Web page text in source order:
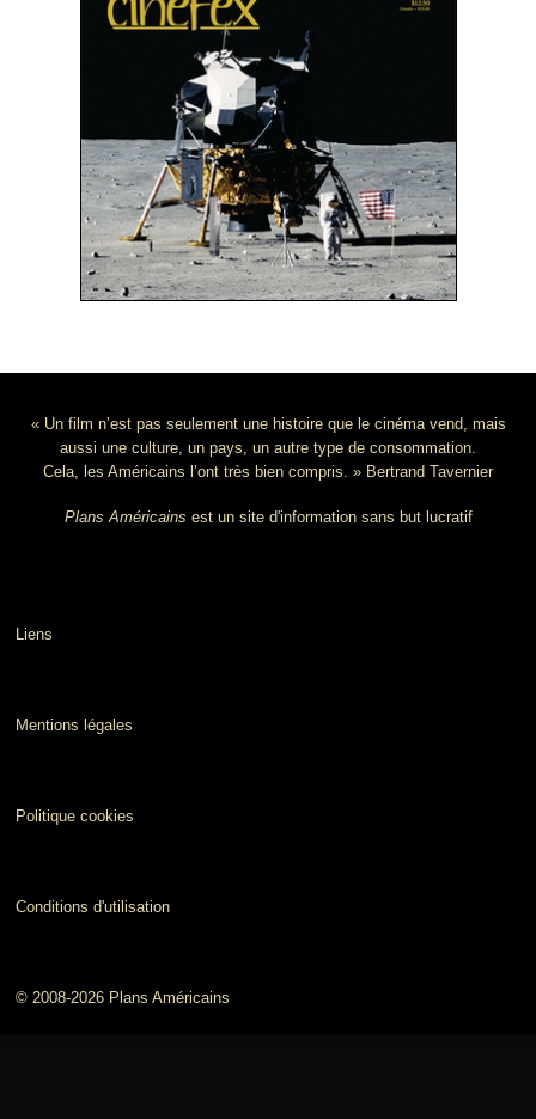
« Un film n’est pas seulement une histoire que le cinéma vend, mais
aussi une culture, un pays, un autre type de consommation.
Cela, les Américains l’ont très bien compris. » Bertrand Tavernier
Plans Américains est un site d'information sans but lucratif
Liens
Mentions légales
Politique cookies
Conditions d'utilisation
© 2008-2026 Plans Américains